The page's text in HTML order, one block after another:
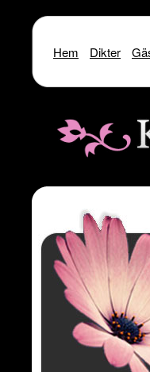
Warning: include() [
Warning
Warning
:
Warning :
Hem Dikter